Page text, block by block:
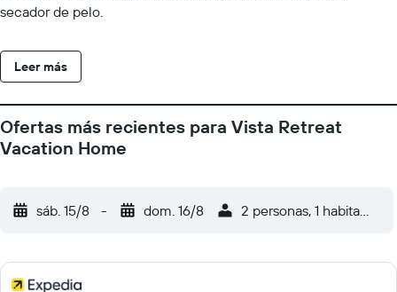
secador de pelo.
Leer más
Ofertas más recientes para Vista Retreat
Vacation Home
sáb. 15/8 - dom. 16/8 2 personas, 1 habitación